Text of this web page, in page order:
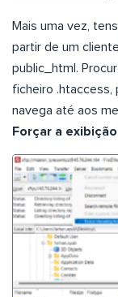
Mais uma vez,
partir de um
public_html.
ficheiro .htaccess,
navega até aos
Forçar a